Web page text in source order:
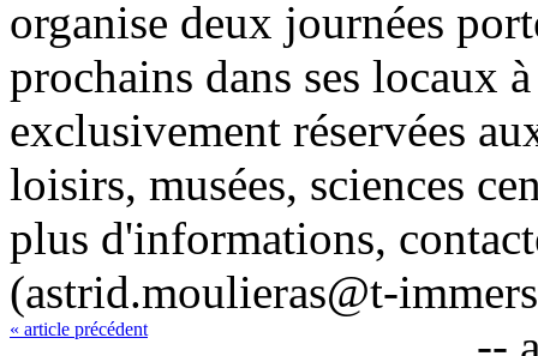
organise deux journées
prochains dans ses locaux
exclusivement réservées
loisirs, musées, sciences
plus d'informations,
(astrid.moulieras@t-
« article précédent